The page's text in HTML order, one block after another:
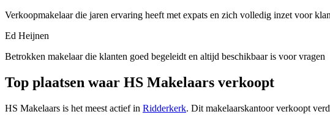
Verkoopmakelaar die jaren ervaring heeft met expats en zich volledig inzet voor
Ed Heijnen
Betrokken makelaar die klanten goed begeleidt en altijd beschikbaar is voor vragen
Top plaatsen waar HS Makelaars verkoopt
HS Makelaars is het meest actief in Ridderkerk. Dit makelaarskantoor verkoopt